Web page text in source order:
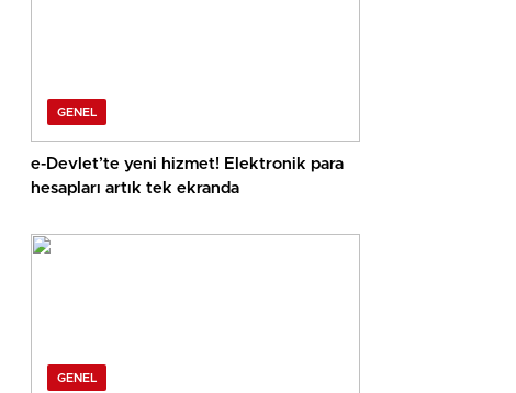
GENEL
e-Devlet’te yeni hizmet! Elektronik para
hesapları artık tek ekranda
GENEL